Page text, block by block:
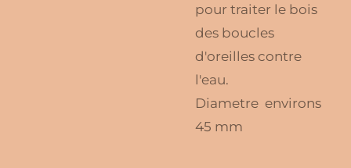
pour traiter le bois
des boucles
d'oreilles contre
l'eau.
Diametre environs
45 mm